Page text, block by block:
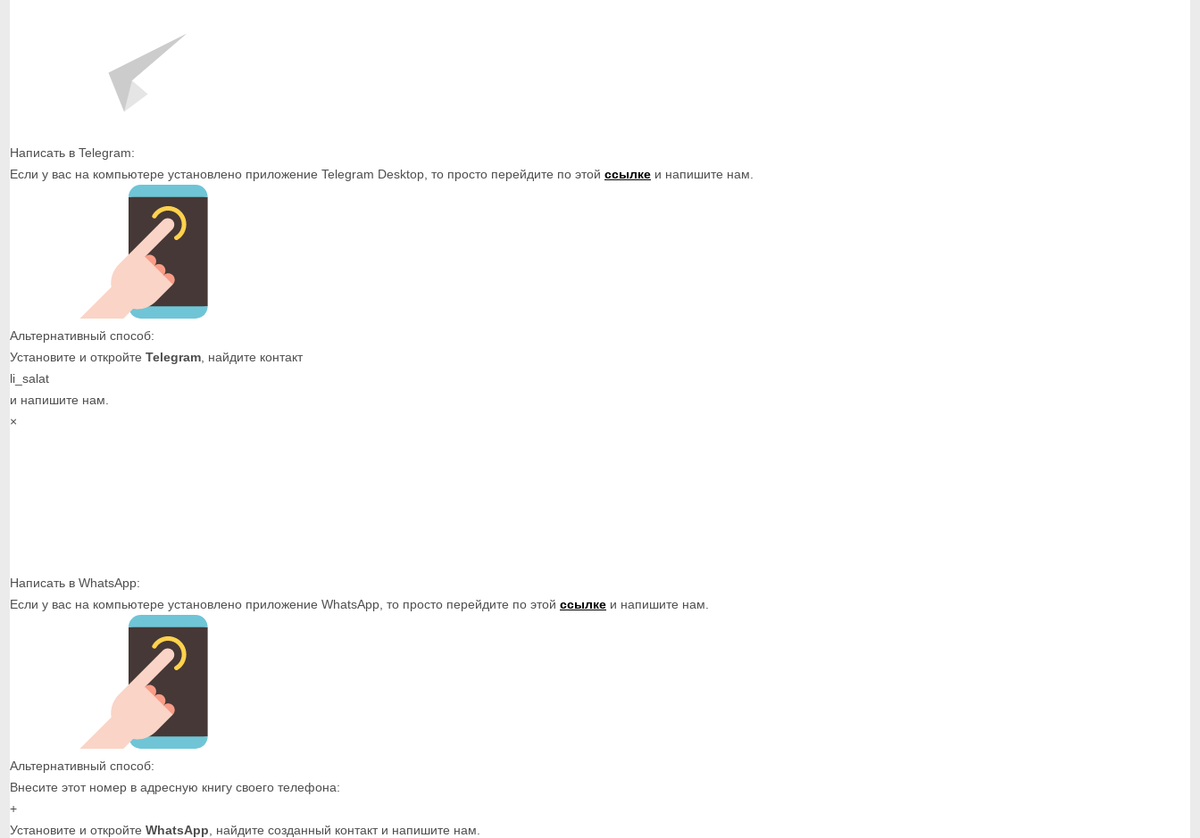
Написать в Telegram:
Если у вас на компьютере установлено приложение Telegram Desktop, то просто перейдите по этой ссылке и напишите нам.
Альтернативный способ:
Установите и откройте Telegram , найдите контакт
li_salat
и напишите нам.
×
Написать в WhatsApp:
Если у вас на компьютере установлено приложение WhatsApp, то просто перейдите по этой ссылке и напишите нам.
Альтернативный способ:
Внесите этот номер в адресную книгу своего телефона:
+
Установите и откройте WhatsApp , найдите созданный контакт и напишите нам.